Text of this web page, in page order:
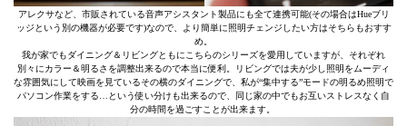
アレクサなど、市販されている音声アシスタント製品にも全て連携可能(その場合はHueブリ
ッジという別の機器が必要です)なので、より簡単に照明チェンジしたい方はそちらもおすす
め。
我が家でもダイニング＆リビングともにこちらのシリーズを愛用していますが、それぞれ
別々にカラー＆明るさを調整出来るので本当に便利。リビングでは夫が少し照明をムーディ
な雰囲気にして映画を見ているその横のダイニングで、私が“集中する”モードの明るめ照明で
パソコン作業をする…という使い分けも出来るので、同じ家の中でもお互いストレスなく自
分の時間を過ごすことが出来ます。